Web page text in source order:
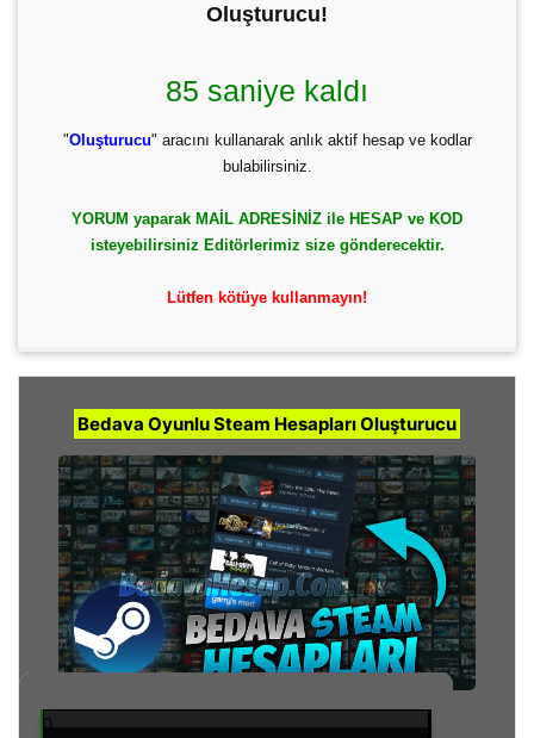
Oluşturucu!
84 saniye kaldı
"Oluşturucu" aracını kullanarak anlık aktif hesap ve kodlar
bulabilirsiniz.
YORUM yaparak MAİL ADRESİNİZ ile HESAP ve KOD
isteyebilirsiniz Editörlerimiz size gönderecektir.
Lütfen kötüye kullanmayın!
Bedava Oyunlu Steam Hesapları Oluşturucu
0